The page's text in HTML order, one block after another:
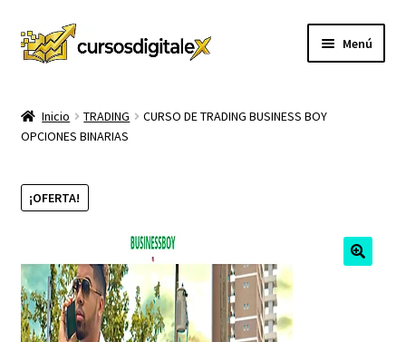
Ir
a
Ir
al
Menú
TIENDA
CURSOS
hijo
MI CUENTA
CARRITO
Inicio TRADING
CURSO DE TRADING BUSINESS BOY
OPCIONES BINARIAS
¡OFERTA!